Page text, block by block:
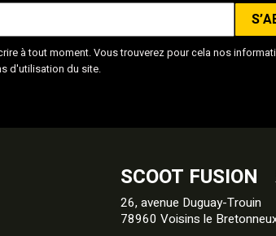
à tout moment. Vous trouverez pour cela nos
d'utilisation du site.
SCOOT FUSION
26, avenue Duguay-Trouin
78960 Voisins le